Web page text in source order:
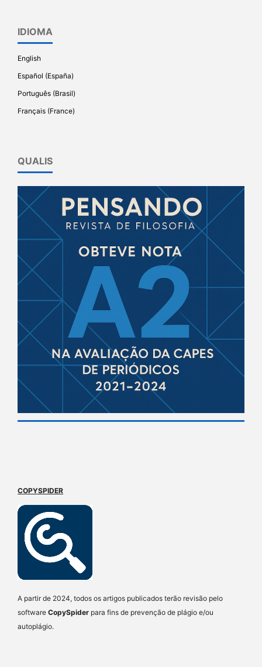
IDIOMA
English
Español (España)
Português (Brasil)
Français (France)
QUALIS
COPYSPIDER
A partir de 2024, todos os artigos publicados terão revisão pelo
software CopySpider para fins de prevenção de plágio e/ou
autoplágio.